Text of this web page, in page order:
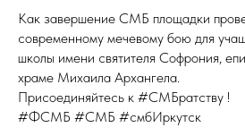
Как завершение СМБ площадки
современному мечевому бою для
школы имени святителя Софрония,
храме Михаила Архангела.
Присоединяйтесь к #СМБратству !
#ФСМБ #СМБ #смбИркутск